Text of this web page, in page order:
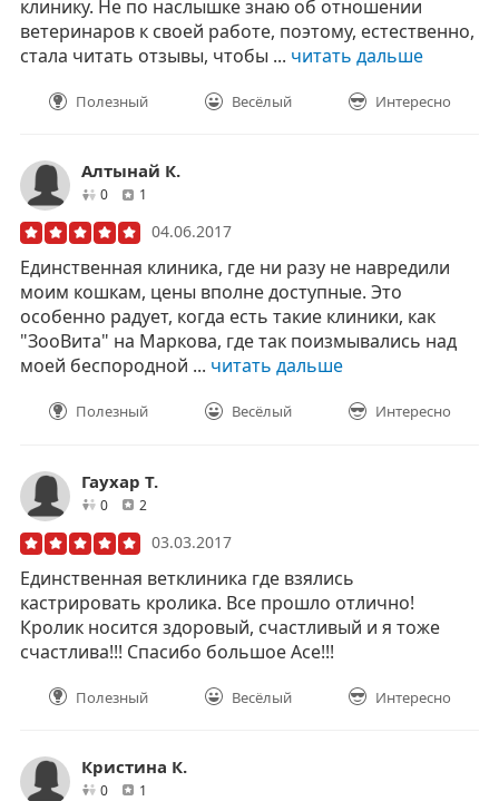
клинику. Не по наслышке знаю об отношении
ветеринаров к своей работе, поэтому, естественно,
стала читать отзывы, чтобы ... читать дальше
Полезный Весёлый Интересно
Алтынай К.
0друзей1
04.06.2017
Единственная клиника, где ни разу не навредили
моим кошкам, цены вполне доступные. Это
особенно радует, когда есть такие клиники, как
"ЗооВита" на Маркова, где так поизмывались над
моей беспородной ... читать дальше
Полезный Весёлый Интересно
Гаухар Т.
0друзей
2
03.03.2017
Единственная ветклиника где взялись
кастрировать кролика. Все прошло отлично!
Кролик носится здоровый, счастливый и я тоже
счастлива!!! Спасибо большое Асе!!!
Полезный Весёлый Интересно
Кристина К.
0друзей1